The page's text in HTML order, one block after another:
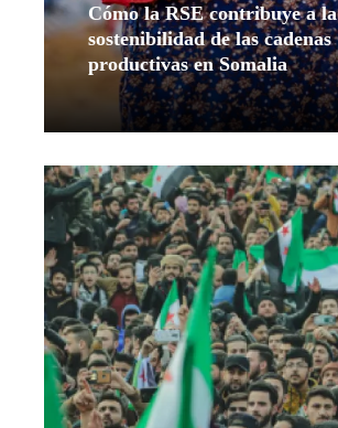
Cómo la RSE contribuye a la
sostenibilidad de las cadenas
productivas en Somalia
Leer más